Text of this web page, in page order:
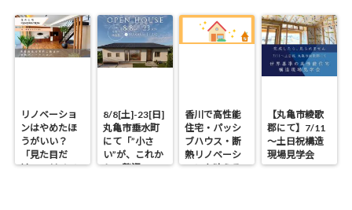
会
リノベーショ
ンはやめたほ
うがいい？
「見た目だ
け」のリノベ
8/8[土]-23[日]
丸亀市垂水町
にて「”小さ
い”が、これか
らの贅沢。」
香川で高性能
住宅・パッシ
ブハウス・断
熱リノベーシ
ョンを叶える
【丸亀市綾歌
郡にて】7/11
～土日祝構造
現場見学会